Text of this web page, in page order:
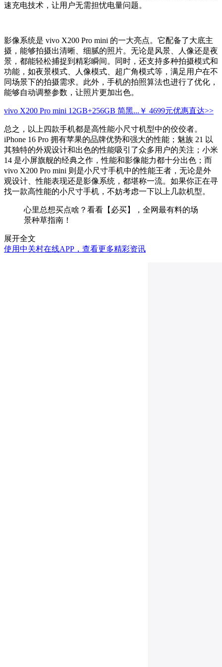
速充电技术，让用户无需担忧电量问题。
影像系统是 vivo X200 Pro mini 的一大亮点。它配备了大底主
摄，能够拍摄出清晰、细腻的照片。无论是风景、人像还是夜
景，都能轻松捕捉到精彩瞬间。同时，还支持多种拍摄模式和
功能，如夜景模式、人像模式、超广角模式等，满足用户在不
同场景下的拍摄需求。此外，手机的拍照算法也进行了优化，
能够自动调整参数，让照片更加出色。
vivo X200 Pro mini 12GB+256GB 简黑... ￥ 4699元优惠直达>>
总之，以上四款手机都是高性能小尺寸机型中的佼佼者。
iPhone 16 Pro 拥有苹果的品牌优势和强大的性能；魅族 21 以
其独特的外观设计和出色的性能吸引了众多用户的关注；小米
14 是小屏旗舰的经典之作，性能和影像能力都十分出色；而
vivo X200 Pro mini 则是小尺寸手机中的性能王者，无论是外
观设计、性能表现还是影像系统，都堪称一流。如果你正在寻
找一款高性能的小尺寸手机，不妨考虑一下以上几款机型。
心里总想买点啥？看看【必买】，全网最有料的场
景种草指南！
展开全文
使用中关村在线APP，查看更多精彩资讯